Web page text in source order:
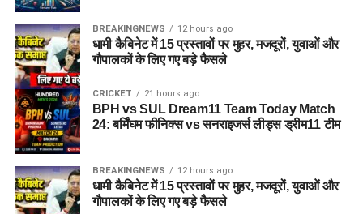
BREAKINGNEWS 12 hours ago
धामी कैबिनेट में 15 प्रस्तावों पर मुहर, मजदूरों, युवाओं और
गौपालकों के लिए गए बड़े फैसले
CRICKET 21 hours ago
BPH vs SUL Dream11 Team Today Match
24: बर्मिंघम फीनिक्स vs सनराइजर्स लीड्स ड्रीम11 टीम
BREAKINGNEWS 12 hours ago
धामी कैबिनेट में 15 प्रस्तावों पर मुहर, मजदूरों, युवाओं और
गौपालकों के लिए गए बड़े फैसले